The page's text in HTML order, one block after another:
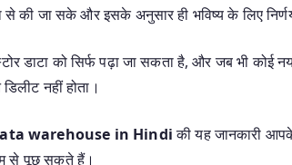
से की जा सके और इसके अनुसार ही भविष्य के लिए
डाटा को सिर्फ पढ़ा जा सकता है, और जब भी कोई
नहीं होता।
warehouse in Hindiकी यह जानकारी
से पूछ सकते हैं।